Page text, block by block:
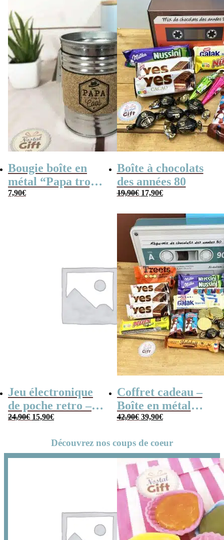
Bougie boîte en
métal “Papa trop
cool” (gris)
7,90€
Boîte à chocolats
des années 80
19,90€ Le
prix
19,90€.
17,90€Le
prix
17,90€.
Jeu électronique
de poche retro –
Console vintage
24,90€ Le
prix
15,90€Le
prix
Coffret cadeau –
Boîte en métal
cassette –
années 80 – grand
coffret chocolat
original
42,90€ Le
prix
39,90€Le
prix
Découvrez nos coups de coeur